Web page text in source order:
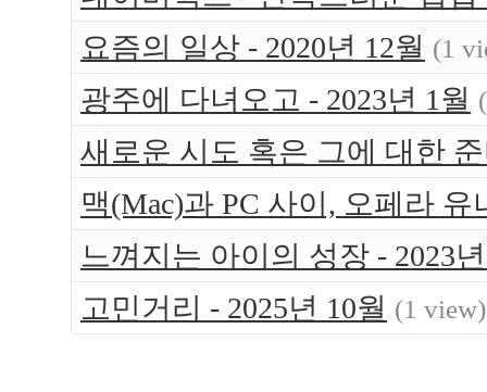
요즘의 일상 - 2020년 12월 (1
광주에 다녀오고 - 2023년 1월
새로운 시도 혹은 그에 대한
맥(Mac)과 PC 사이, 오페라 유
느껴지는 아이의 성장 - 2023
고민거리 - 2025년 10월 (1 view)